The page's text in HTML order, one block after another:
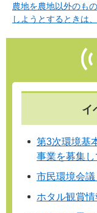
農地を農地以外のも
しようとするときは
イ
第3次環境基
事業を募集
市民環境会
ホタル観賞情